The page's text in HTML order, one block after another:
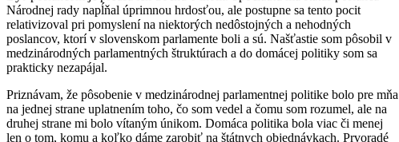
Národnej rady napĺňal úprimnou hrdosťou, ale postupne sa tento pocit
relativizoval pri pomyslení na niektorých nedôstojných a nehodných
poslancov, ktorí v slovenskom parlamente boli a sú. Našťastie som pôsobil v
medzinárodných parlamentných štruktúrach a do domácej politiky som sa
prakticky nezapájal.
Priznávam, že pôsobenie v medzinárodnej parlamentnej politike bolo pre mňa
na jednej strane uplatnením toho, čo som vedel a čomu som rozumel, ale na
druhej strane mi bolo vítaným únikom. Domáca politika bola viac či menej
len o tom, komu a koľko dáme zarobiť na štátnych objednávkach. Prvoradé